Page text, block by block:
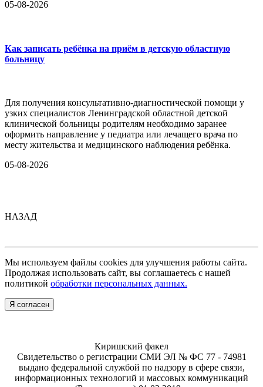
05-08-2026
Как записать ребёнка на приём в детскую областную
больницу
Для получения консультативно-диагностической помощи у
узких специалистов Ленинградской областной детской
клинической больницы родителям необходимо заранее
оформить направление у педиатра или лечащего врача по
месту жительства и медицинского наблюдения ребёнка.
05-08-2026
НАЗАД
Мы используем файлы cookies для улучшения работы сайта.
Продолжая использовать сайт, вы соглашаетесь с нашей
политикой обработки персональных данных.
Я согласен
Киришский факел
Свидетельство о регистрации СМИ ЭЛ № ФС 77 - 74981
выдано федеральной службой по надзору в сфере связи,
информационных технологий и массовых коммуникаций